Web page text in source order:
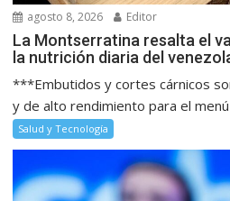
agosto 8, 2026 Editor
La Montserratina resalta el
la nutrición diaria del
***Embutidos y cortes cárnicos
y de alto rendimiento para el menú
Salud y Tecnología